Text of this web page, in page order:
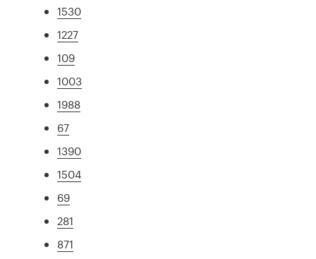
1530
1227
109
1003
1988
67
1390
1504
69
281
871